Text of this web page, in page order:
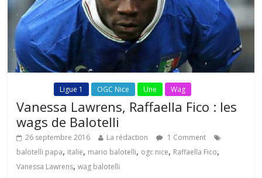
Ligue 1 OGC Nice Une Wag
Vanessa Lawrens, Raffaella Fico : les
wags de Balotelli
26 septembre 2016 La rédaction
1 Comment
balotelli papa, italie, mario balotelli, ogc nice, Raffaella Fico,
Vanessa Lawrens,wag balotelli